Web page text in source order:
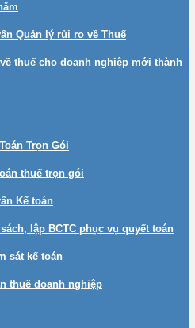
Quản lý rủi ro về Thuế
thuế cho doanh nghiệp mới thành
Trọn Gói
thuế trọn gói
Kế toán
lập BCTC phục vụ quyết toán
sát kế toán
thuế doanh nghiệp